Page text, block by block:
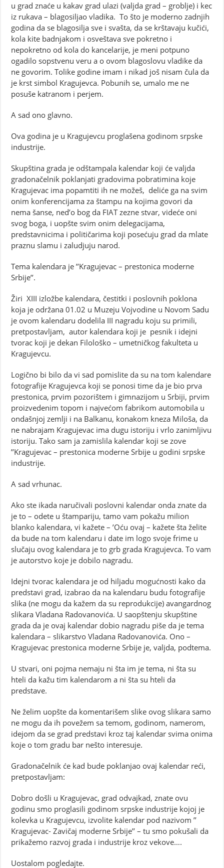
u grad znaće u kakav grad ulazi (valjda grad – groblje) i kec
iz rukava – blagosiljao vladika. To što je moderno zadnjih
godina da se blagosilja sve i svašta, da se krštavaju kučići,
kola kite badnjakom i osveštava sve pokretno i
nepokretno od kola do kancelarije, je meni potpuno
ogadilo sopstvenu veru a o ovom blagoslovu vladike da
ne govorim. Tolike godine imam i nikad još nisam čula da
je krst simbol Kragujevca. Pobunih se, umalo me ne
posuše katranom i perjem.
A sad ono glavno.
Ova godina je u Kragujevcu proglašena godinom srpske
industrije.
Skupština grada je odštampala kalendar koji će valjda
gradonačelnik poklanjati gradovima pobratimina koje
Kragujevac ima popamtiti ih ne možeš, deliće ga na svim
onim konferencijama za štampu na kojima govori da
nema šanse, ned’o bog da FIAT zezne stvar, videće oni
svog boga, i uopšte svim onim delegacijama,
predstavnicima i političarima koji posećuju grad da mlate
praznu slamu i zaludjuju narod.
Tema kalendara je ’’Kragujevac – prestonica moderne
Srbije’’.
Žiri XIII izložbe kalendara, čestitki i poslovnih poklona
koja je održana 01.02 u Muzeju Vojvodine u Novom Sadu
je ovom kalendaru dodelila III nagradu koju su primili,
pretpostavljam, autor kalendara koji je pesnik i idejni
tvorac koji je dekan Filološko – umetničkog fakulteta u
Kragujevcu.
Logično bi bilo da vi sad pomislite da su na tom kalendare
fotografije Kragujevca koji se ponosi time da je bio prva
prestonica, prvim pozorištem i gimnazijom u Srbiji, prvim
proizvedenim topom i najvećom fabrikom automobila u
ondašnjoj zemlji i na Balkanu, konakom kneza Miloša, da
ne nabrajam Kragujevac ima dugu istoriju i vrlo zanimljivu
istoriju. Tako sam ja zamislila kalendar koji se zove
’’Kragujevac – prestonica moderne Srbije u godini srpske
industrije.
A sad vrhunac.
Ako ste ikada naručivali poslovni kalendar onda znate da
je to – odete u štampariju, tamo vam pokažu milion
blanko kalendara, vi kažete – ’Oću ovaj – kažete šta želite
da bude na tom kalendaru i date im logo svoje frime u
slučaju ovog kalendara je to grb grada Kragujevca. To vam
je autorstvo koje je dobilo nagradu.
Idejni tvorac kalendara je od hiljadu mogućnosti kako da
predstavi grad, izabrao da na kalendaru budu fotografije
slika (ne mogu da kažem da su reprodukcije) avangardnog
slikara Vladana Radovanovića. U saopštenju skupštine
grada da je ovaj kalendar dobio nagradu piše da je tema
kalendara – slikarstvo Vladana Radovanovića. Ono –
Kragujevac prestonica moderne Srbije je, valjda, podtema.
U stvari, oni pojma nemaju ni šta im je tema, ni šta su
hteli da kažu tim kalendarom a ni šta su hteli da
predstave.
Ne želim uopšte da komentarišem slike ovog slikara samo
ne mogu da ih povežem sa temom, godinom, namerom,
idejom da se grad predstavi kroz taj kalendar svima onima
koje o tom gradu bar nešto interesuje.
Gradonačelnik će kad bude poklanjao ovaj kalendar reći,
pretpostavljam:
Dobro došli u Kragujevac, grad odvajkad, znate ovu
godinu smo proglasili godinom srpske industrije kojoj je
kolevka u Kragujevcu, izvolite kalendar pod nazivom ’’
Kragujevac- Zavičaj moderne Srbije’’ – tu smo pokušali da
prikažemo razvoj grada i industrije kroz vekove….
Uostalom pogledajte.